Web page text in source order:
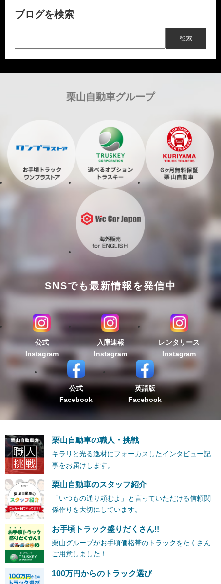
ブログを検索
栗山自動車グループ
SNSでも最新情報を発信中
公式
Instagram
入庫速報
Instagram
レンタリース
Instagram
公式
Facebook
英語版
Facebook
栗山自動車の職人・挑戦
キラリと光る逸材にフォーカスしたインタビュー記
事をお届けします。
栗山自動車のスタッフ紹介
「いつもの通り頼むよ」と言っていただける信頼関
係作りを大切にしています。
お手頃トラック盛りだくさん!!
栗山グループがお手頃価格帯のトラックをたくさん
ご用意しました！
100万円からのトラック選び